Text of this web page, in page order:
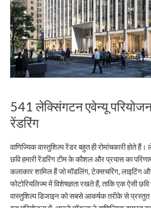
541 लेक्सिंगटन एवेन्यू
रेंडरिंग
वाणिज्यिक वास्तुशिल्प रेंडर बहुत ही रोमांचकारी होते
छवि हमारी रेंडरिंग टीम के कौशल और प्रयास का
कलाकार शामिल हैं जो मॉडलिंग, टेक्सचरिंग, लाइटिंग
फोटोरियलिज्म में विशेषज्ञता रखते हैं, ताकि एक ऐसी
वास्तुशिल्प डिजाइन को सबसे आकर्षक तरीके से प्रस्तुत